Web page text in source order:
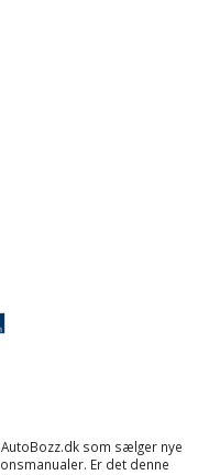
som sælger nye
. Er det denne